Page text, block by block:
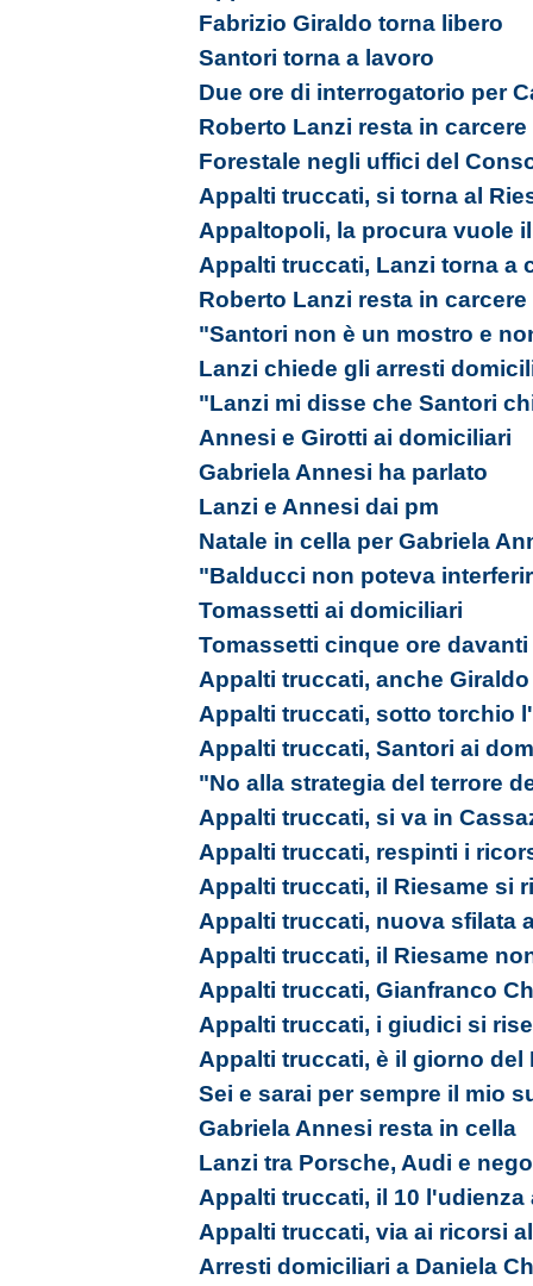
Fabrizio Giraldo torna libero
Santori torna a lavoro
Due ore di interrogatorio per
Roberto Lanzi resta in carcere
Forestale negli uffici del
Appalti truccati, si torna al
Appaltopoli, la procura vuole
Appalti truccati, Lanzi torna a
Roberto Lanzi resta in carcere
"Santori non è un mostro e
Lanzi chiede gli arresti
"Lanzi mi disse che Santori
Annesi e Girotti ai domiciliari
Gabriela Annesi ha parlato
Lanzi e Annesi dai pm
Natale in cella per Gabriela
"Balducci non poteva
Tomassetti ai domiciliari
Tomassetti cinque ore davanti
Appalti truccati, anche
Appalti truccati, sotto torchio
Appalti truccati, Santori ai
"No alla strategia del terrore
Appalti truccati, si va in
Appalti truccati, respinti i
Appalti truccati, il Riesame si
Appalti truccati, nuova sfilata
Appalti truccati, il Riesame
Appalti truccati, Gianfranco
Appalti truccati, i giudici si
Appalti truccati, è il giorno del
Sei e sarai per sempre il mio
Gabriela Annesi resta in cella
Lanzi tra Porsche, Audi e
Appalti truccati, il 10 l'udienza
Appalti truccati, via ai ricorsi
Arresti domiciliari a Daniela